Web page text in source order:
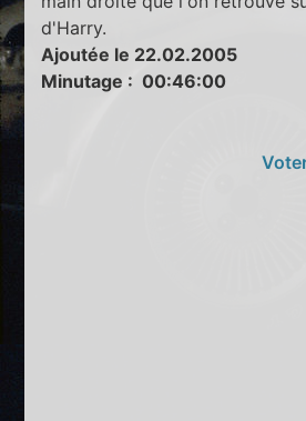
d'Harry.
Ajoutée le 22.02.2005
Minutage : 00:46:00